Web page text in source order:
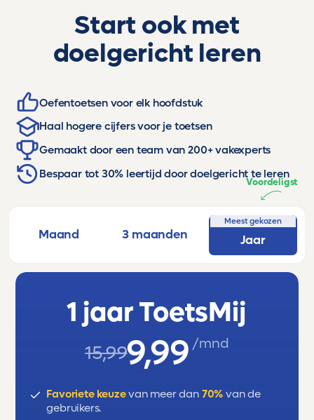
Start ook met
doelgericht leren
Oefentoetsen voor elk hoofdstuk
Haal hogere cijfers voor je toetsen
Gemaakt door een team van 200+ vakexperts
Bespaar tot 30% leertijd door doelgericht te leren
Maand 3 maanden
Meest gekozen
Jaar
Voordeligst
1 jaar ToetsMij
15,999,99 /mnd
Favoriete keuzevan meer dan 70% van de
gebruikers.